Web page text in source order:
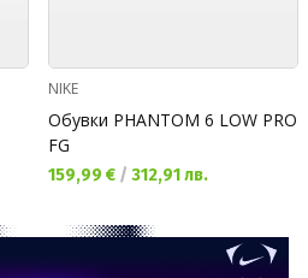
NIKE
Обувки PHANTOM 6 LOW PRO
FG
Текуща цена:
159,99 € / 312,91 лв.